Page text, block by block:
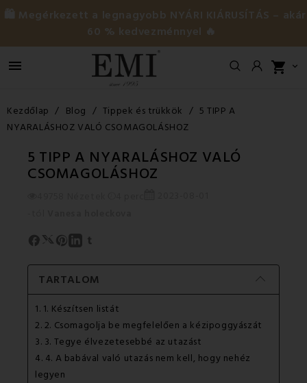
🛍️ Megérkezett a legnagyobb NYÁRI KIÁRUSÍTÁS – akár
60 % kedvezménnyel 🔥
 shopping_cart 
Kezdőlap Blog Tippek és trükkök
5 TIPP A
NYARALÁSHOZ VALÓ CSOMAGOLÁSHOZ
5 TIPP A NYARALÁSHOZ VALÓ
CSOMAGOLÁSHOZ
TARTALOM
1. 1. Készítsen listát
2. 2. Csomagolja be megfelelően a kézipoggyászát
3. 3. Tegye élvezetesebbé az utazást
4. 4. A babával való utazás nem kell, hogy nehéz
legyen